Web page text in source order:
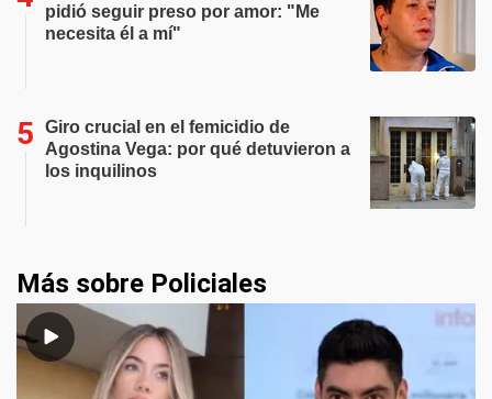
pidió seguir preso por amor: "Me
necesita él a mí"
Giro crucial en el femicidio de
Agostina Vega: por qué detuvieron a
los inquilinos
Más sobre Policiales